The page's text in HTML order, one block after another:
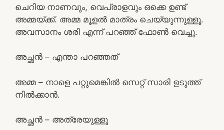
ചെറിയ നാണവും, വെപ്രാളവും ഒക്കെ ഉണ്ട്
അമ്മയ്ക്ക്. അമ്മ മൂളൽ മാത്രം ചെയ്യുന്നുള്ളൂ.
അവസാനം ശരി എന്ന് പറഞ്ഞ് ഫോൺ വെച്ചു.
അച്ഛൻ – എന്താ പറഞ്ഞത്
അമ്മ – നാളെ പറ്റുമെങ്കിൽ സെറ്റ് സാരി ഉടുത്ത്
നിൽക്കാൻ.
അച്ഛൻ – അത്രേയുള്ളൂ